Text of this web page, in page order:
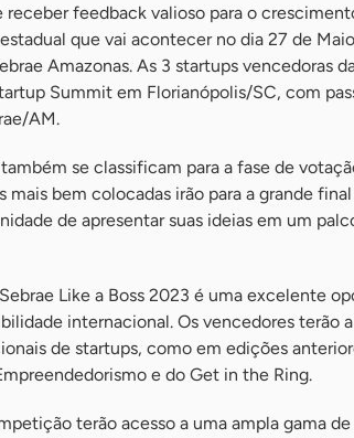
feedback valioso para o
que vai acontecer no dia 27 de
Amazonas. As 3 startups vencedoras
Summit em Florianópolis/SC, com
AM.
se classificam para a fase de
mais bem colocadas irão para a grande
de apresentar suas ideias em um
Like a Boss 2023 é uma excelente
internacional. Os vencedores terão
de startups, como em edições
e do Get in the Ring.
terão acesso a uma ampla gama